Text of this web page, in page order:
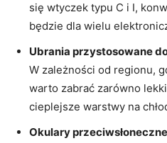
się wtyczek typu C ​i I,
będzie dla ⁢wielu
Ubrania przystosowane
W zależności⁤ od regionu,⁤
warto zabrać zarówno
cieplejsze warstwy na
Okulary